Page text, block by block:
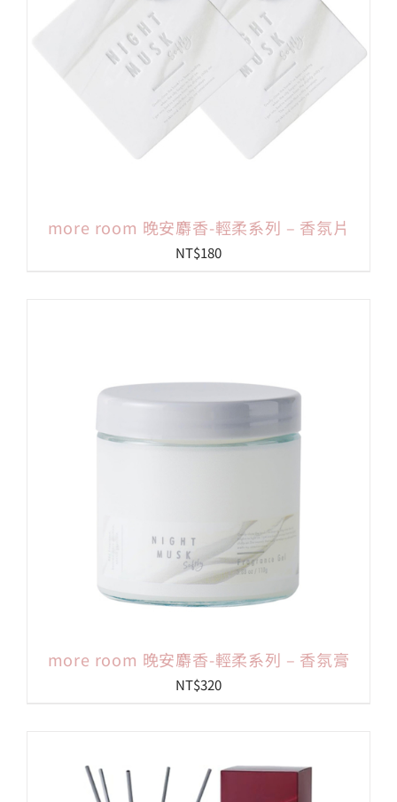
more room 晚安麝香-輕柔系列 – 香氛片
NT$180
more room 晚安麝香-輕柔系列 – 香氛膏
NT$320